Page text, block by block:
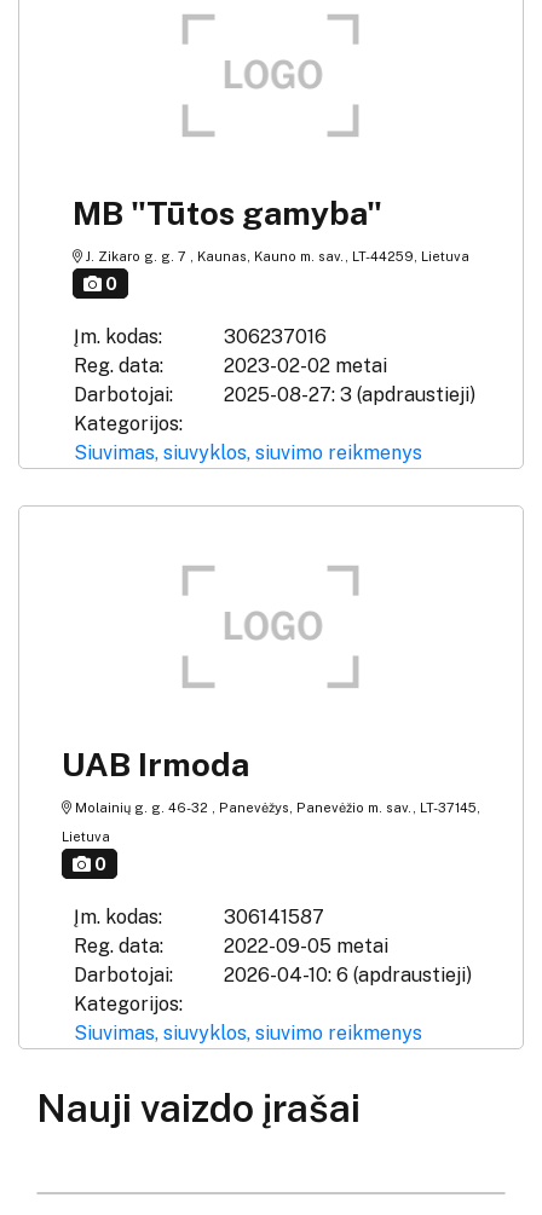
MB "Tūtos gamyba"
J. Zikaro g. g. 7 , Kaunas, Kauno m. sav., LT-44259, Lietuva
0
Įm. kodas:
306237016
Reg. data:
2023-02-02 metai
Darbotojai:
2025-08-27: 3 (apdraustieji)
Kategorijos:
Siuvimas, siuvyklos, siuvimo reikmenys
UAB Irmoda
Molainių g. g. 46-32 , Panevėžys, Panevėžio m. sav., LT-37145,
Lietuva
0
Įm. kodas:
306141587
Reg. data:
2022-09-05 metai
Darbotojai:
2026-04-10: 6 (apdraustieji)
Kategorijos:
Siuvimas, siuvyklos, siuvimo reikmenys
Nauji vaizdo įrašai